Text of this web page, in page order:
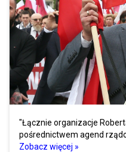
"Łącznie organizacje
pośrednictwem agend
Zobacz więcej »